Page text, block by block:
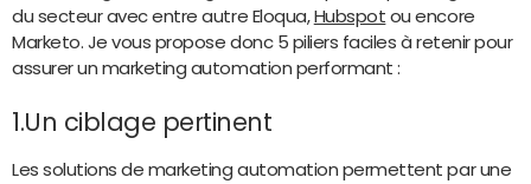
du secteur avec entre autre Eloqua, Hubspot ou encore
Marketo. Je vous propose donc 5 piliers faciles à retenir pour
assurer un marketing automation performant :
1.Un ciblage pertinent
Les solutions de marketing automation permettent par une